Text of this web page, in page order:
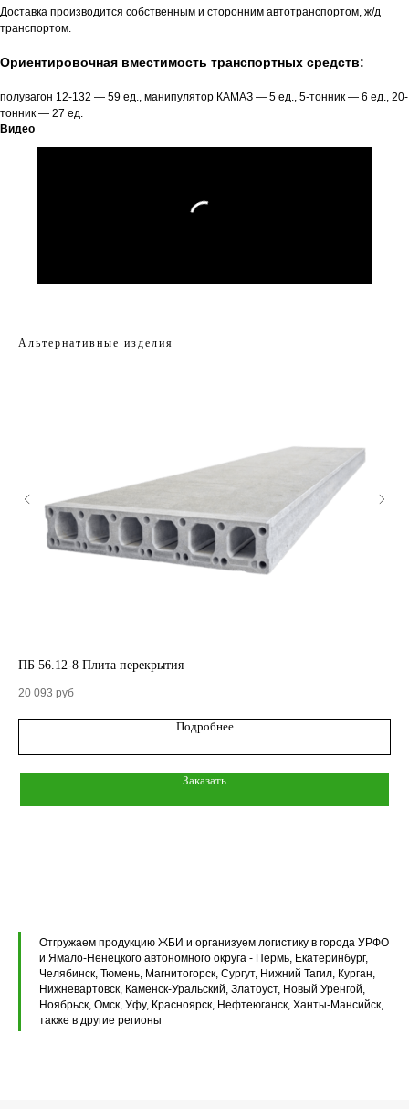
Доставка производится собственным и сторонним автотранспортом, ж/д
транспортом.
Ориентировочная вместимость транспортных средств:
полувагон 12-132 — 59 ед., манипулятор КАМАЗ — 5 ед., 5-тонник — 6 ед., 20-
тонник — 27 ед.
Видео
Альтернативные изделия
ПБ 56.12-8 Плита перекрытия
20 093 руб
Подробнее
Заказать
Отгружаем продукцию ЖБИ и организуем логистику в города УРФО
и Ямало-Ненецкого автономного округа - Пермь, Екатеринбург,
Челябинск, Тюмень, Магнитогорск, Сургут, Нижний Тагил, Курган,
Нижневартовск, Каменск-Уральский, Златоуст, Новый Уренгой,
Ноябрьск, Омск, Уфу, Красноярск, Нефтеюганск, Ханты-Мансийск,
также в другие регионы
Элементы теплотрасс
Элементы лестниц
Плиты перекрытия ПТ
Фундаментные блоки ФБС